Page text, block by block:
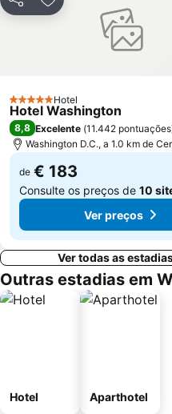
PartilharAdicionar aos
5 EstrelasHotel
Hotel Washington
8,8 Excelente (11.442 pontuações
Washington D.C., a 1.0 km de
de € 183
Consulte os preços de 10
Ver preços
Ver todas as
Outras estadias em
Hotel Aparthotel